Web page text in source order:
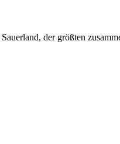
der größten